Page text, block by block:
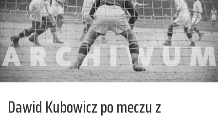
Dawid Kubowicz po meczu z